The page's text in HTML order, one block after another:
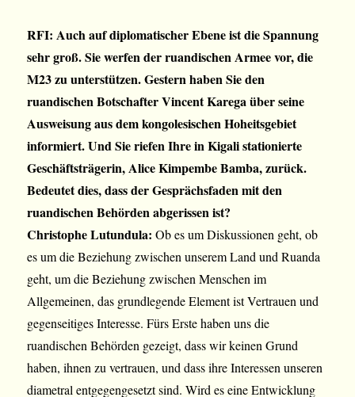
RFI: Auch auf diplomatischer Ebene ist die Spannung
sehr groß. Sie werfen der ruandischen Armee vor, die
M23 zu unterstützen. Gestern haben Sie den
ruandischen Botschafter Vincent Karega über seine
Ausweisung aus dem kongolesischen Hoheitsgebiet
informiert. Und Sie riefen Ihre in Kigali stationierte
Geschäftsträgerin, Alice Kimpembe Bamba, zurück.
Bedeutet dies, dass der Gesprächsfaden mit den
ruandischen Behörden abgerissen ist?
Christophe Lutundula: Ob es um Diskussionen geht, ob
es um die Beziehung zwischen unserem Land und Ruanda
geht, um die Beziehung zwischen Menschen im
Allgemeinen, das grundlegende Element ist Vertrauen und
gegenseitiges Interesse. Fürs Erste haben uns die
ruandischen Behörden gezeigt, dass wir keinen Grund
haben, ihnen zu vertrauen, und dass ihre Interessen unseren
diametral entgegengesetzt sind. Wird es eine Entwicklung